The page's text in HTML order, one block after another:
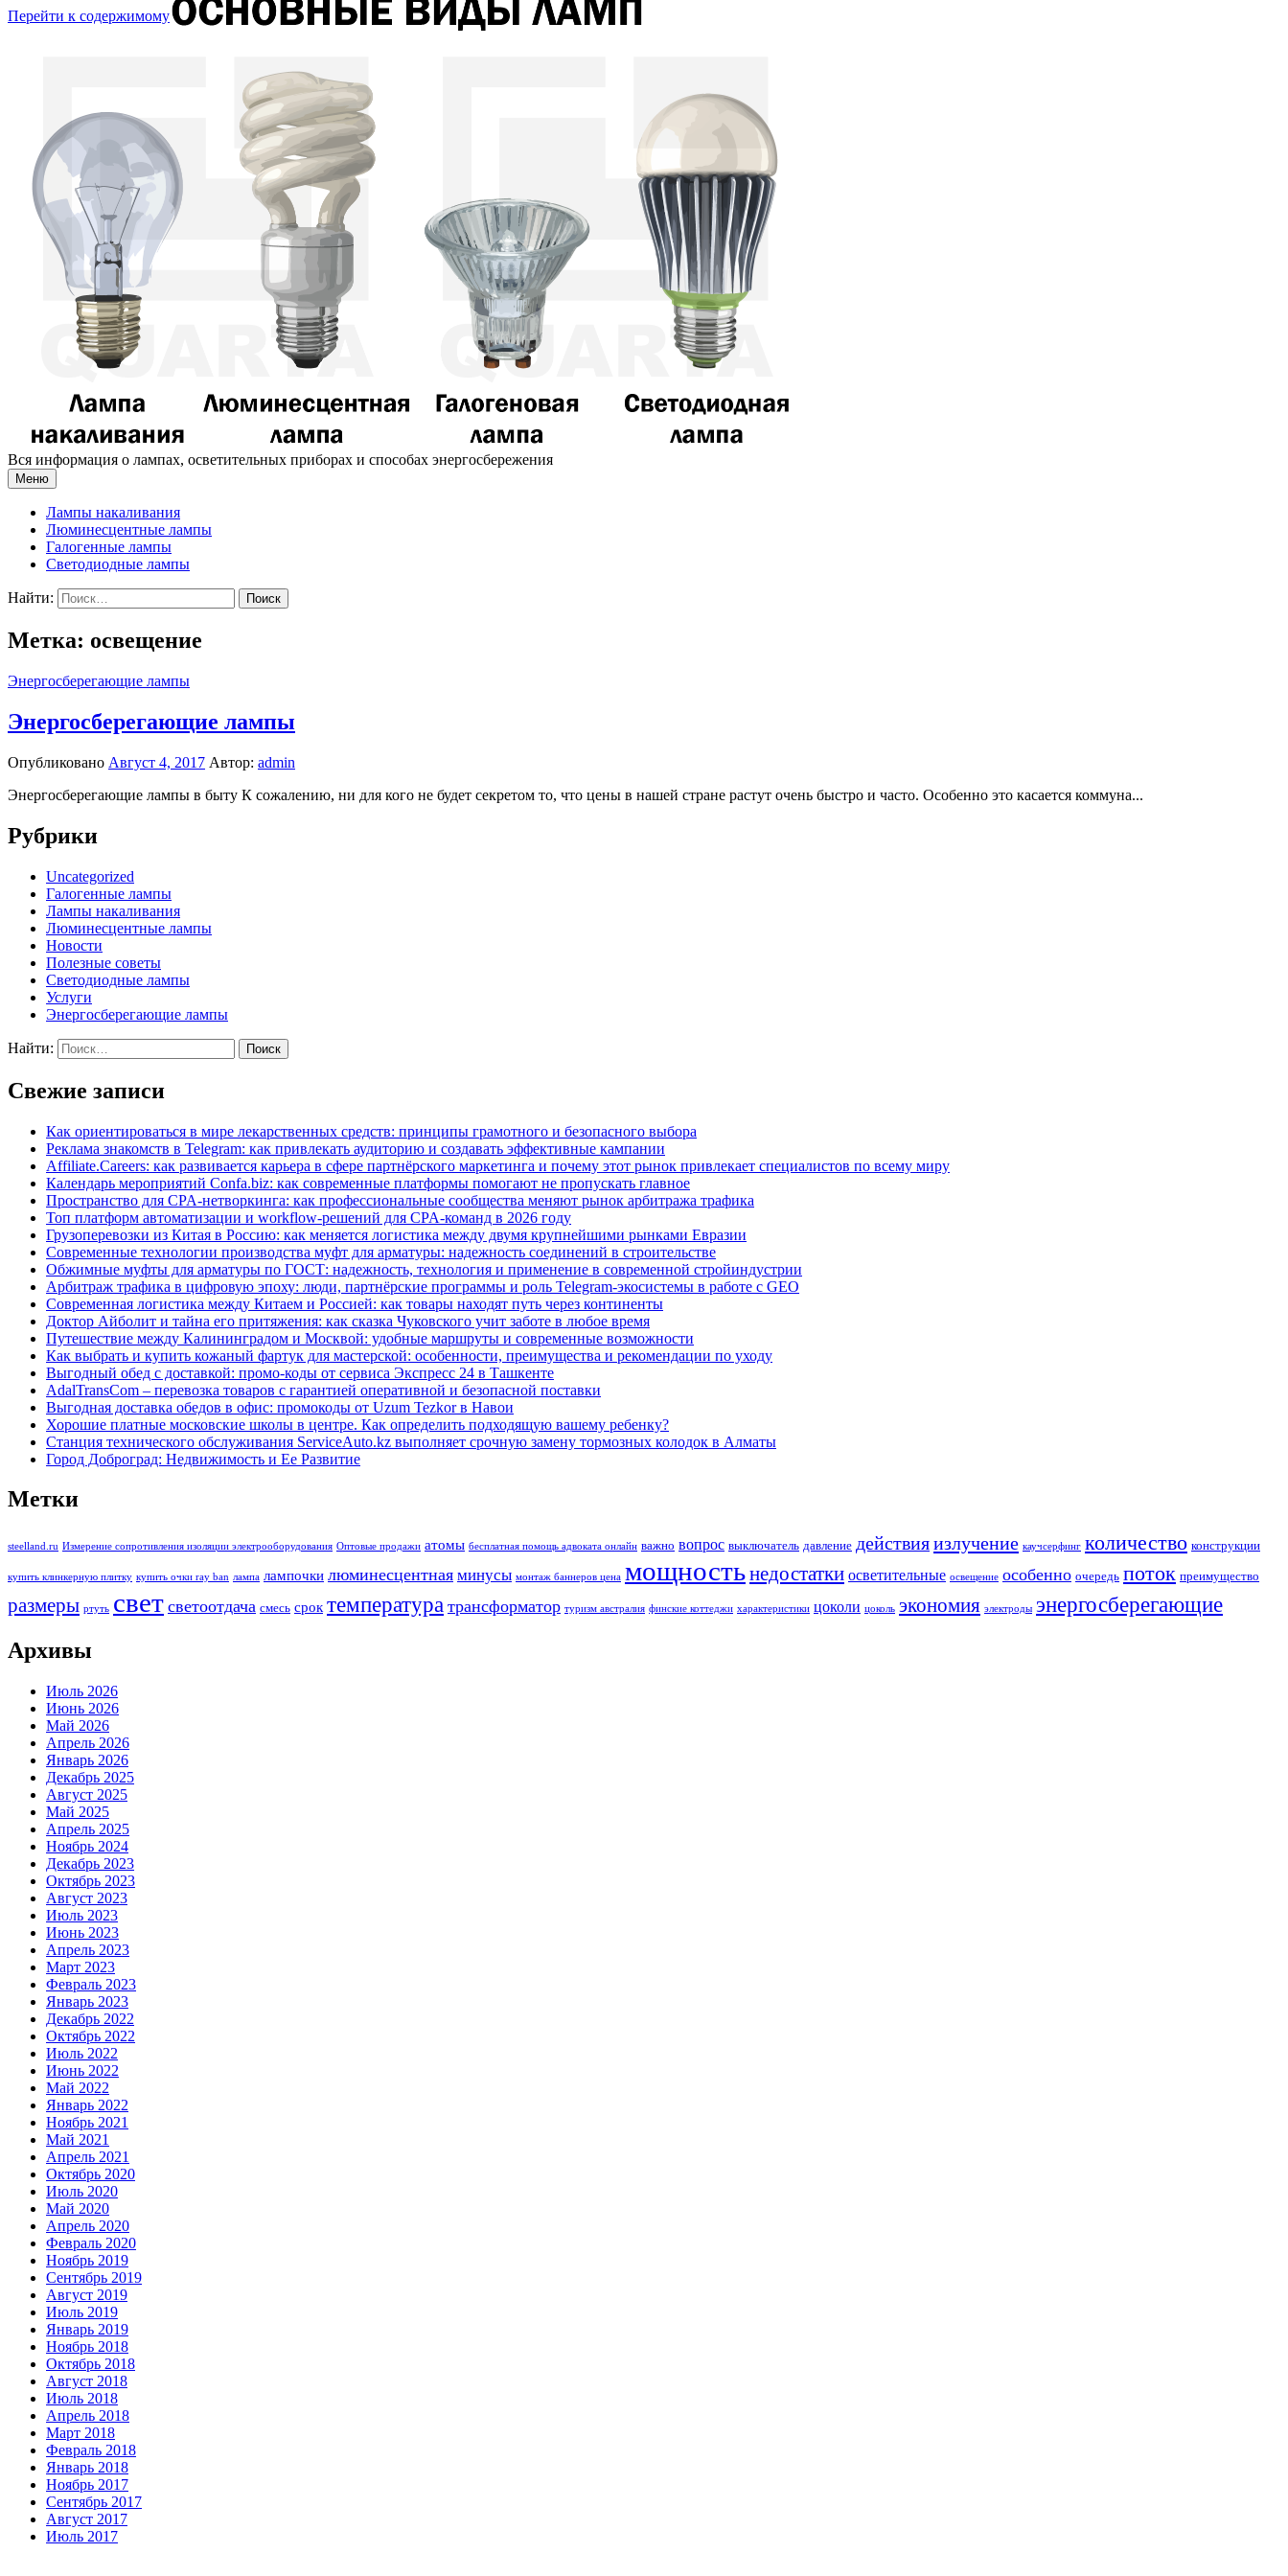
Перейти к содержимому
Вся информация о лампах, осветительных приборах и способах энергосбережения
Меню
Лампы накаливания
Люминесцентные лампы
Галогенные лампы
Светодиодные лампы
Найти:
Метка: освещение
Энергосберегающие лампы
Энергосберегающие лампы
Опубликовано Август 4, 2017 Автор: admin
Энергосберегающие лампы в быту К сожалению, ни для кого не будет секретом то, что цены в нашей стране растут очень быстро и часто. Особенно это касается коммуна...
Рубрики
Uncategorized
Галогенные лампы
Лампы накаливания
Люминесцентные лампы
Новости
Полезные советы
Светодиодные лампы
Услуги
Энергосберегающие лампы
Найти:
Свежие записи
Как ориентироваться в мире лекарственных средств: принципы грамотного и безопасного выбора
Реклама знакомств в Telegram: как привлекать аудиторию и создавать эффективные кампании
Affiliate.Careers: как развивается карьера в сфере партнёрского маркетинга и почему этот рынок привлекает специалистов по всему миру
Календарь мероприятий Confa.biz: как современные платформы помогают не пропускать главное
Пространство для CPA-нетворкинга: как профессиональные сообщества меняют рынок арбитража трафика
Топ платформ автоматизации и workflow-решений для CPA-команд в 2026 году
Грузоперевозки из Китая в Россию: как меняется логистика между двумя крупнейшими рынками Евразии
Современные технологии производства муфт для арматуры: надежность соединений в строительстве
Обжимные муфты для арматуры по ГОСТ: надежность, технология и применение в современной стройиндустрии
Арбитраж трафика в цифровую эпоху: люди, партнёрские программы и роль Telegram-экосистемы в работе с GEO
Современная логистика между Китаем и Россией: как товары находят путь через континенты
Доктор Айболит и тайна его притяжения: как сказка Чуковского учит заботе в любое время
Путешествие между Калининградом и Москвой: удобные маршруты и современные возможности
Как выбрать и купить кожаный фартук для мастерской: особенности, преимущества и рекомендации по уходу
Выгодный обед с доставкой: промо-коды от сервиса Экспресс 24 в Ташкенте
AdalTransCom – перевозка товаров с гарантией оперативной и безопасной поставки
Выгодная доставка обедов в офис: промокоды от Uzum Tezkor в Навои
Хорошие платные московские школы в центре. Как определить подходящую вашему ребенку?
Станция технического обслуживания ServiceAuto.kz выполняет срочную замену тормозных колодок в Алматы
Город Доброград: Недвижимость и Ее Развитие
Метки
steelland.ru Измерение сопротивления изоляции электрооборудования Оптовые продажи атомы бесплатная помощь адвоката онлайн важно вопрос выключатель давление действияизлучение каучсерфинг количество конструкции
купить клинкерную плитку купить очки ray ban лампа лампочки люминесцентная минусы монтаж баннеров цена мощностьнедостатки осветительные освещение особенно очередь поток преимущество
размеры ртуть свет светоотдача смесь срок температура трансформатор туризм австралия финские коттеджи характеристики цоколи цоколь экономия электроды энергосберегающие
Архивы
Июль 2026
Июнь 2026
Май 2026
Апрель 2026
Январь 2026
Декабрь 2025
Август 2025
Май 2025
Апрель 2025
Ноябрь 2024
Декабрь 2023
Октябрь 2023
Август 2023
Июль 2023
Июнь 2023
Апрель 2023
Март 2023
Февраль 2023
Январь 2023
Декабрь 2022
Октябрь 2022
Июль 2022
Июнь 2022
Май 2022
Январь 2022
Ноябрь 2021
Май 2021
Апрель 2021
Октябрь 2020
Июль 2020
Май 2020
Апрель 2020
Февраль 2020
Ноябрь 2019
Сентябрь 2019
Август 2019
Июль 2019
Январь 2019
Ноябрь 2018
Октябрь 2018
Август 2018
Июль 2018
Апрель 2018
Март 2018
Февраль 2018
Январь 2018
Ноябрь 2017
Сентябрь 2017
Август 2017
Июль 2017